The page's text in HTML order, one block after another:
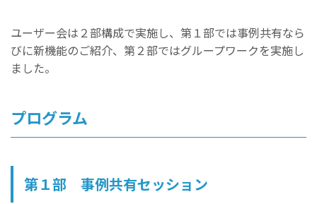
ユーザー会は２部構成で実施し、第１部では事例共有なら
びに新機能のご紹介、第２部ではグループワークを実施し
ました。
プログラム
第１部 事例共有セッション